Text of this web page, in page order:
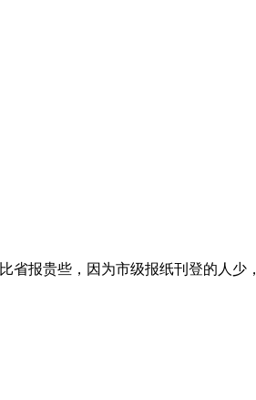
省报贵些，因为市级报纸刊登的人少